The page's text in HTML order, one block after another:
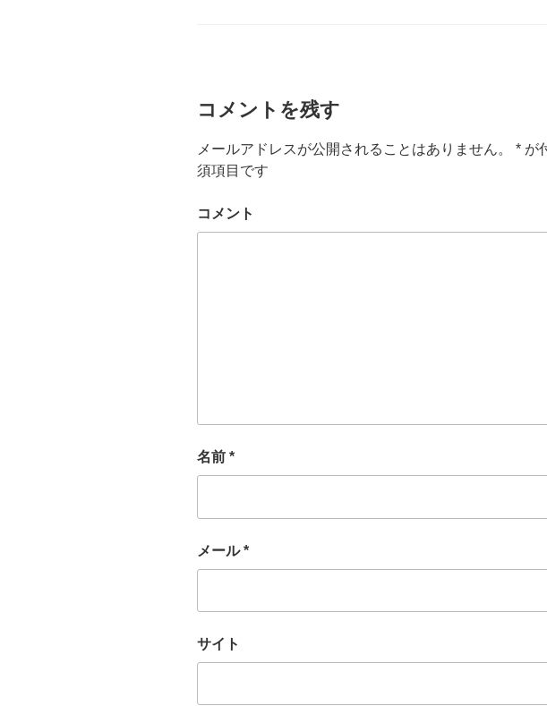
コメントを残す
メールアドレスが公開されることはありません。 * が
須項目です
コメント
名前 *
メール*
サイト